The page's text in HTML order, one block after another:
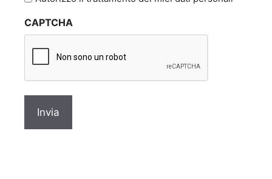
privacy
CAPTCHA